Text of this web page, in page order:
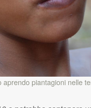
piantagioni nelle